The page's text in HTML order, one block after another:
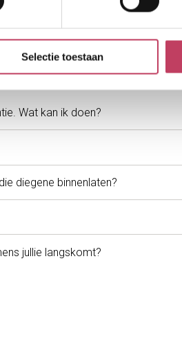
Selectie toestaan
op de binnenmuren of behangt deze
Wat kan ik doen?
diegene binnenlaten?
jullie langskomt?